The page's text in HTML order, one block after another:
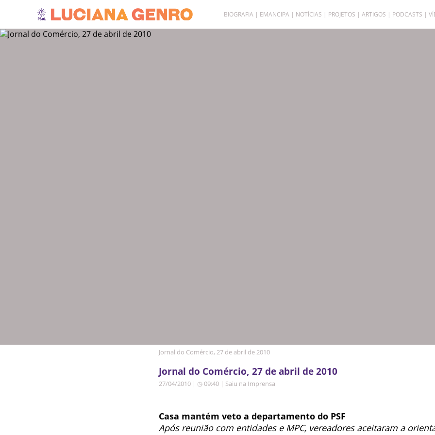
BIOGRAFIA EMANCIPA NOTÍCIAS PROJETOS ARTIGOS PODCASTS
Jornal do Comércio, 27 de abril de 2010
Jornal do Comércio, 27 de abril de 2010
27/04/2010 | ◷ 09:40 | Saiu na Imprensa
Casa mantém veto a departamento do PSF
Após reunião com entidades e MPC, vereadores aceitaram a